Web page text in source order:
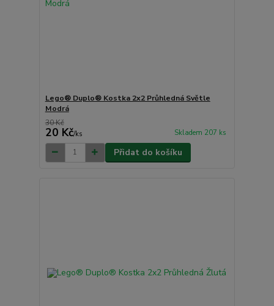
Lego® Duplo® Kostka 2x2 Průhledná Světle
Modrá
30 Kč
20 Kč/ks Skladem 207 ks
Přidat do košíku